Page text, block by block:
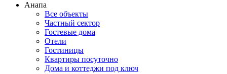
Анапа
Все объекты
Частный сектор
Гостевые дома
Отели
Гостиницы
Квартиры посуточно
Дома и коттеджи под ключ